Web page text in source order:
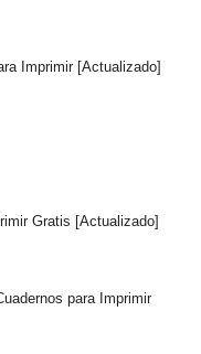
Imprimir [Actualizado]
Gratis [Actualizado]
para Imprimir